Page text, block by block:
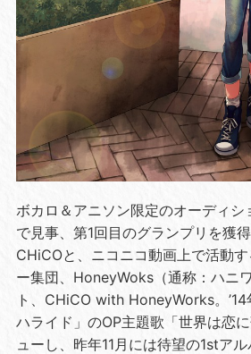
ボカロ＆アニソン限定のオーディシ
で見事、第1回目のグランプリを獲
CHiCOと、ニコニコ動画上で活動
ー集団、HoneyWoks（通称：ハニ
ト、CHiCO with HoneyWorks。
ハライド」のOP主題歌「世界は恋
ューし、昨年11月には待望の1stア